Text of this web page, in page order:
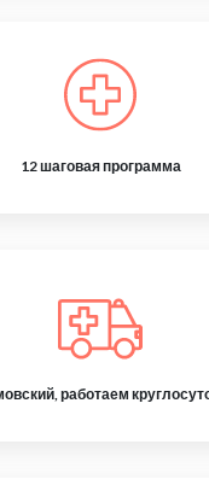
12 шаговая программа
работаем